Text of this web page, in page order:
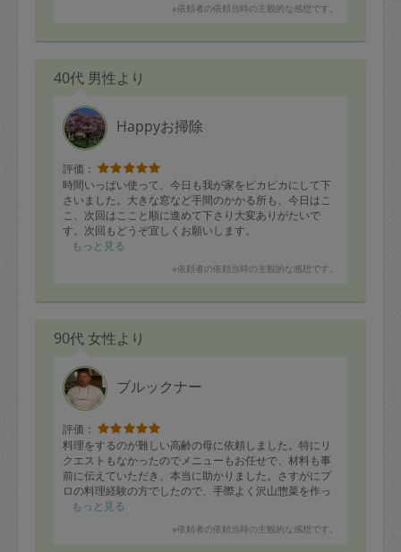
※依頼者の依頼当時の主観的な感想です。
40代 男性より
Happyお掃除
評価：
時間いっぱい使って、今日も我が家をピカピカにして下
さいました。大きな窓など手間のかかる所も、今日はこ
こ、次回はここと順に進めて下さり大変ありがたいで
す。次回もどうぞ宜しくお願いします。
もっと見る
※依頼者の依頼当時の主観的な感想です。
90代 女性より
ブルックナー
評価：
料理をするのが難しい高齢の母に依頼しました。特にリ
クエストもなかったのでメニューもお任せで、材料も事
前に伝えていただき、本当に助かりました。さすがにプ
ロの料理経験の方でしたので、手際よく沢山惣菜を作っ
ていただき、母も喜んでおりました。私もお裾分けをい
て本当に美味しかったです。また機会があればお願いし
もっと見る
※依頼者の依頼当時の主観的な感想です。